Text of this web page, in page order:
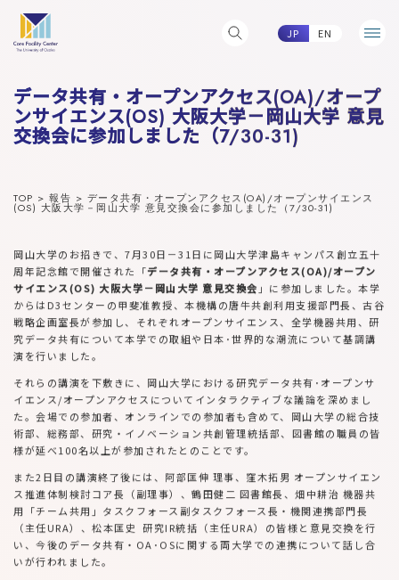
JP EN
データ共有・オープンアクセス(OA)/オープ
ンサイエンス(OS) 大阪大学－岡山大学 意見
交換会に参加しました（7/30-31)
TOP > 報告 > データ共有・オープンアクセス(OA)/オープンサイエンス
(OS) 大阪大学－岡山大学 意見交換会に参加しました（7/30-31)
岡山大学のお招きで、7月30日－31日に岡山大学津島キャンパス創立五十
周年記念館で開催された「データ共有・オープンアクセス(OA)/オープン
サイエンス(OS) 大阪大学－岡山大学 意見交換会 」に参加しました。本学
からはD3センターの甲斐准教授、本機構の唐牛共創利用支援部門長、古谷
戦略企画室長が参加し、それぞれオープンサイエンス、全学機器共用、研
究データ共有について本学での取組や日本･世界的な潮流について基調講
演を行いました。
それらの講演を下敷きに、岡山大学における研究データ共有･オープンサ
イエンス/オープンアクセスについてインタラクティブな議論を深めまし
た。会場での参加者、オンラインでの参加者も含めて、岡山大学の総合技
術部、総務部、研究・イノベーション共創管理統括部、図書館の職員の皆
様が延べ100名以上が参加されたとのことです。
また2日目の講演終了後には、阿部匡伸 理事、窪木拓男 オープンサイエン
ス推進体制検討コア長（副理事）、鶴田健二 図書館長、畑中耕治 機器共
用「チーム共用」タスクフォース副タスクフォース長・機関連携部門長
（主任URA）、松本匡史 研究IR統括（主任URA）の皆様と意見交換を行
い、今後のデータ共有・OA･OSに関する両大学での連携について話し合
いが行われました。